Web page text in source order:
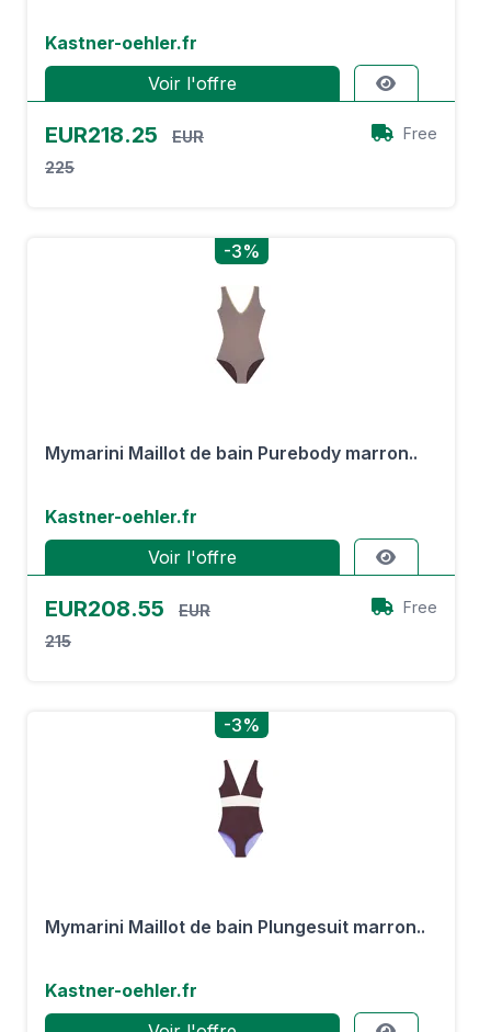
Kastner-oehler.fr
Voir l'offre
EUR218.25
EUR
225
Free
-3%
Mymarini Maillot de bain Purebody marron..
Kastner-oehler.fr
Voir l'offre
EUR208.55
EUR
215
Free
-3%
Mymarini Maillot de bain Plungesuit marron..
Kastner-oehler.fr